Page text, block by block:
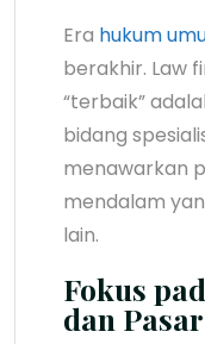
Era hukum
berakhir. Law
“terbaik”
bidang
menawarkan
mendalam
lain.
Fokus
dan